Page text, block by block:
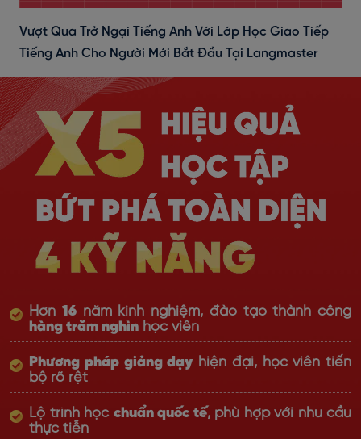
Vượt Qua Trở Ngại Tiếng Anh Với Lớp Học Giao Tiếp
Tiếng Anh Cho Người Mới Bắt Đầu Tại Langmaster
Hơn 16năm kinh nghiệm, đào tạo thành công
hàng trăm nghìn học viên
Phương pháp giảng dạy hiện đại, học viên tiến
bộ rõ rệt
Lộ trình học chuẩn quốc tế, phù hợp với nhu cầu
thực tiễn